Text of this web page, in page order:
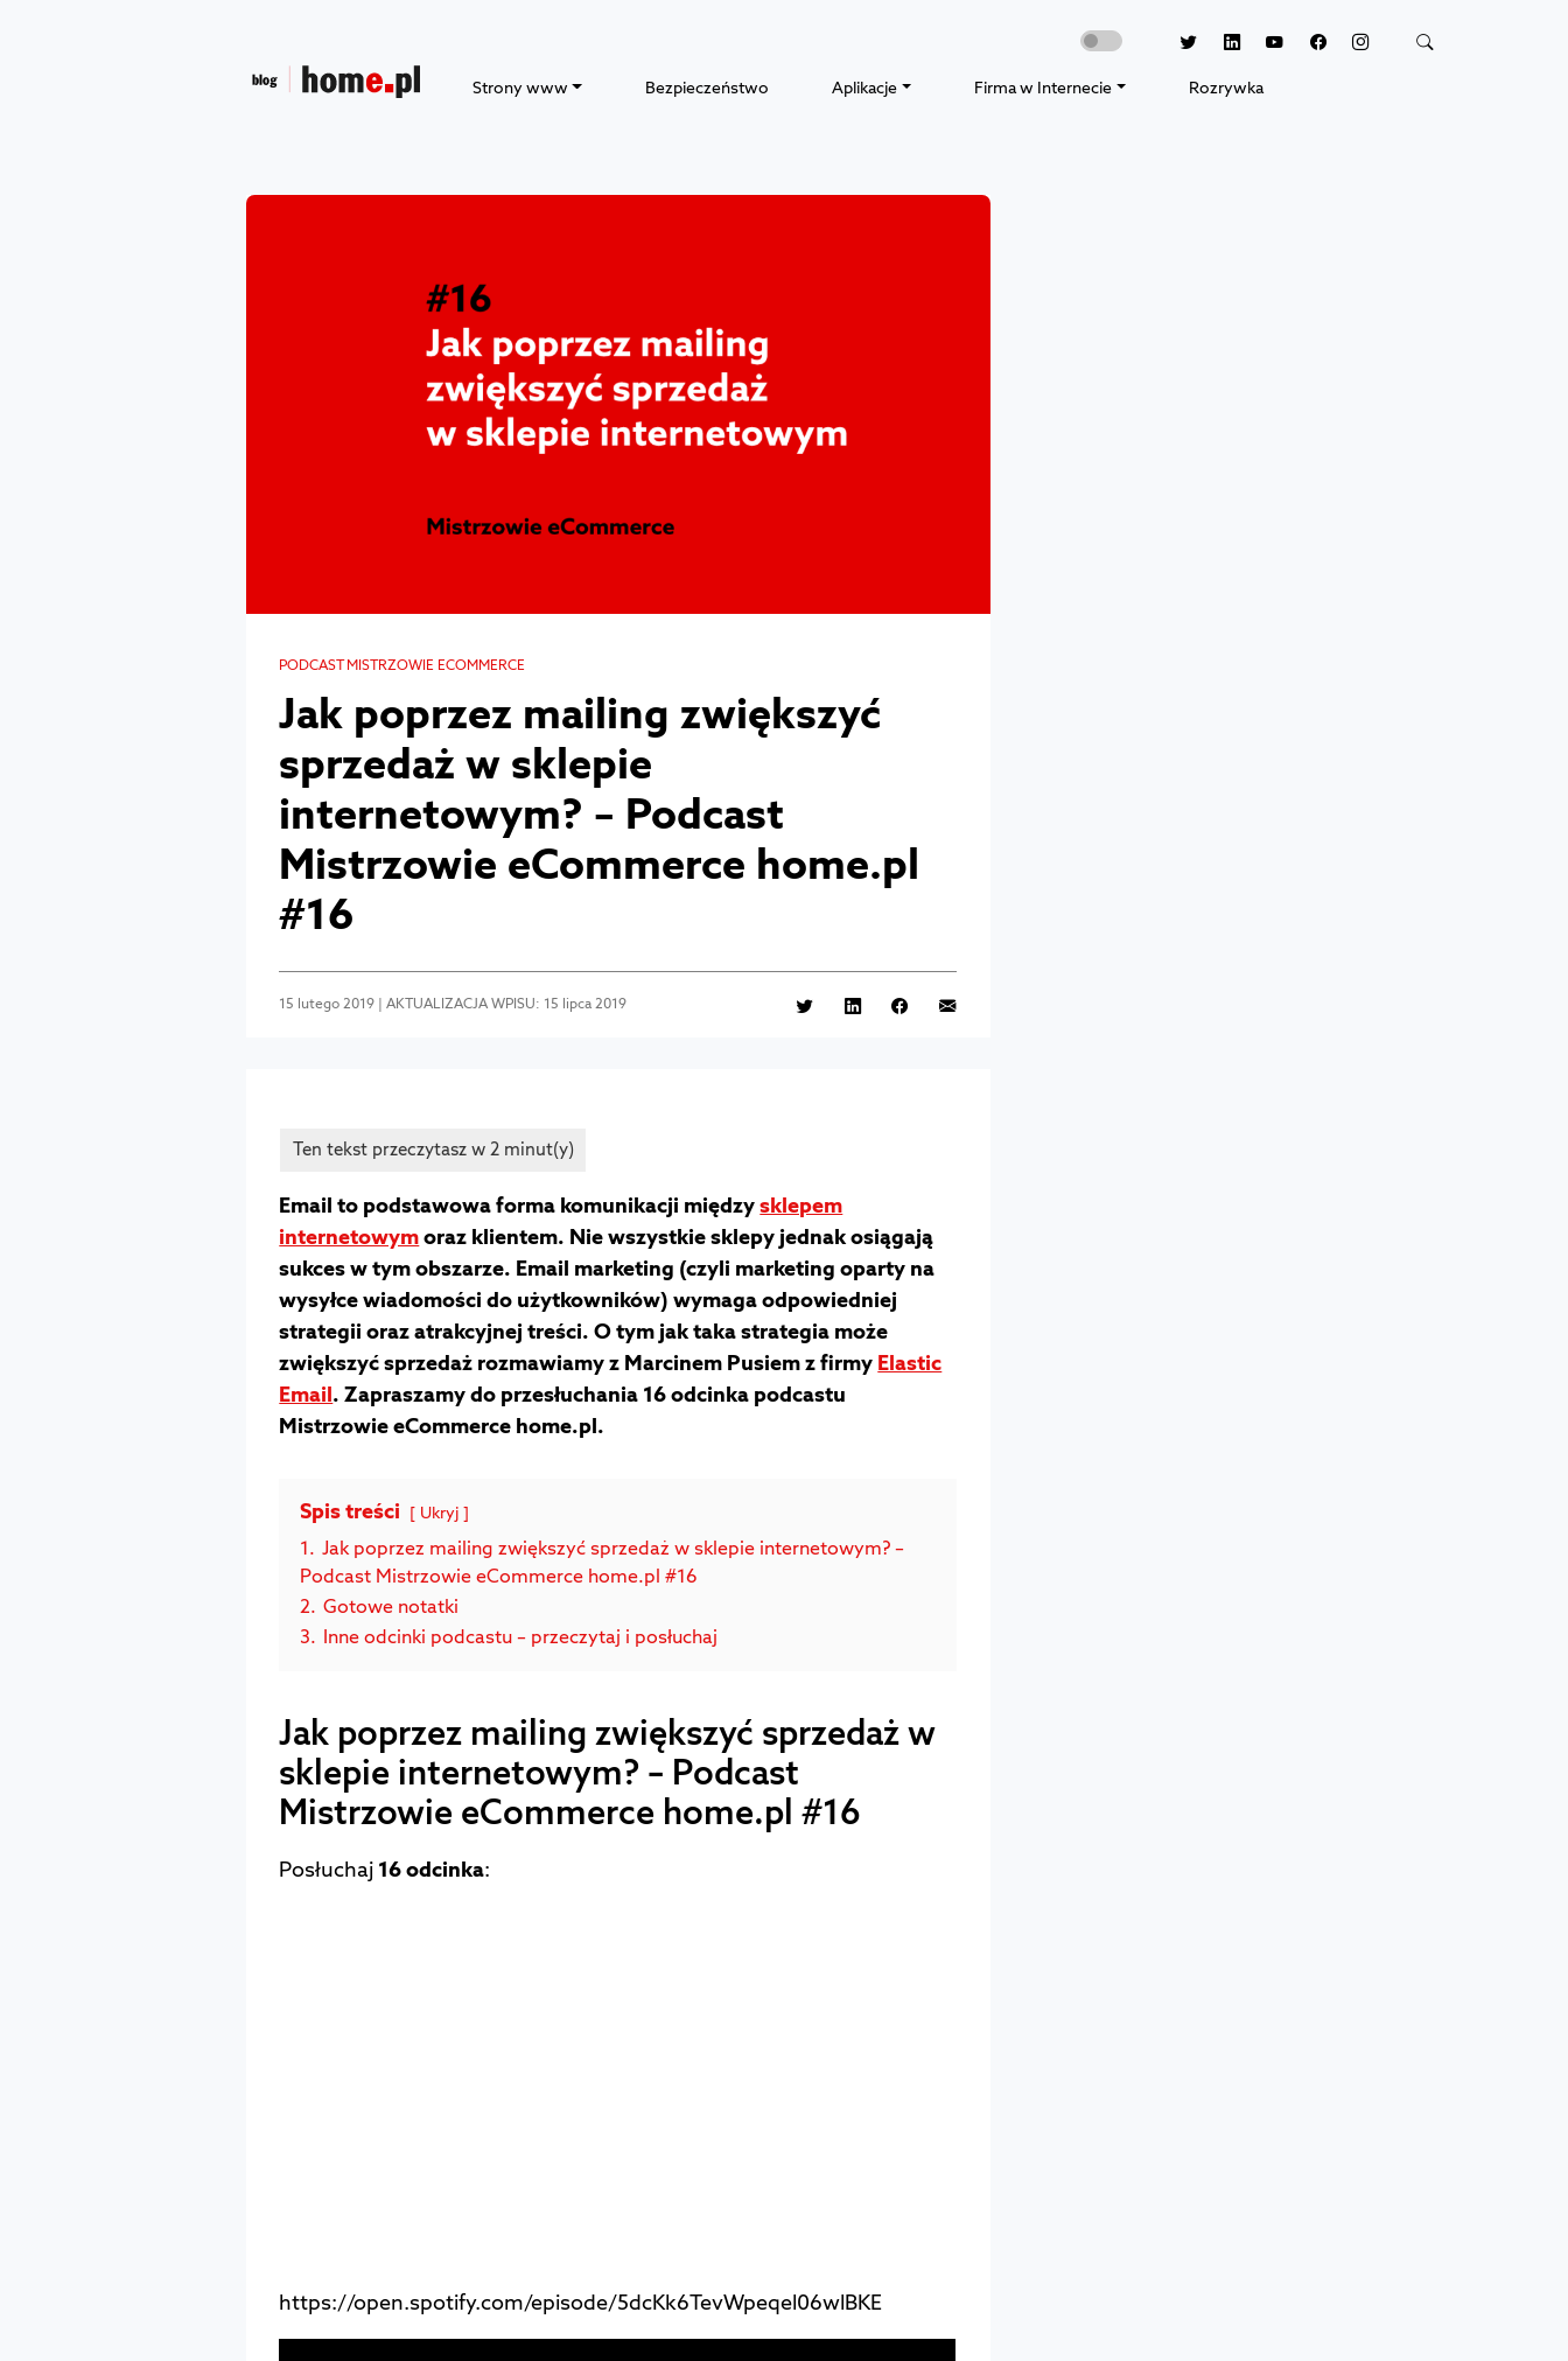
Strony www Bezpieczeństwo Aplikacje Firma w Internecie Rozrywka
PODCAST MISTRZOWIE ECOMMERCE
Jak poprzez mailing zwiększyć
sprzedaż w sklepie
internetowym? – Podcast
Mistrzowie eCommerce home.pl
#16
15 lutego 2019 | AKTUALIZACJA WPISU: 15 lipca 2019
Email to podstawowa forma komunikacji międzysklepem
internetowymoraz klientem. Nie wszystkie sklepy jednak osiągają
sukces w tym obszarze. Email marketing (czyli marketing oparty na
wysyłce wiadomości do użytkowników) wymaga odpowiedniej
strategii oraz atrakcyjnej treści. O tym jak taka strategia może
zwiększyć sprzedaż rozmawiamy z Marcinem Pusiem z firmy Elastic
Email. Zapraszamy do przesłuchania 16 odcinka podcastu
Mistrzowie eCommerce home.pl.
Spis treści Ukryj
1. Jak poprzez mailing zwiększyć sprzedaż w sklepie internetowym? –
Podcast Mistrzowie eCommerce home.pl #16
2. Gotowe notatki
3. Inne odcinki podcastu – przeczytaj i posłuchaj
Jak poprzez mailing zwiększyć sprzedaż w
sklepie internetowym? – Podcast
Mistrzowie eCommerce home.pl #16
Posłuchaj 16 odcinka:
https://open.spotify.com/episode/5dcKk6TevWpeqel06wlBKE